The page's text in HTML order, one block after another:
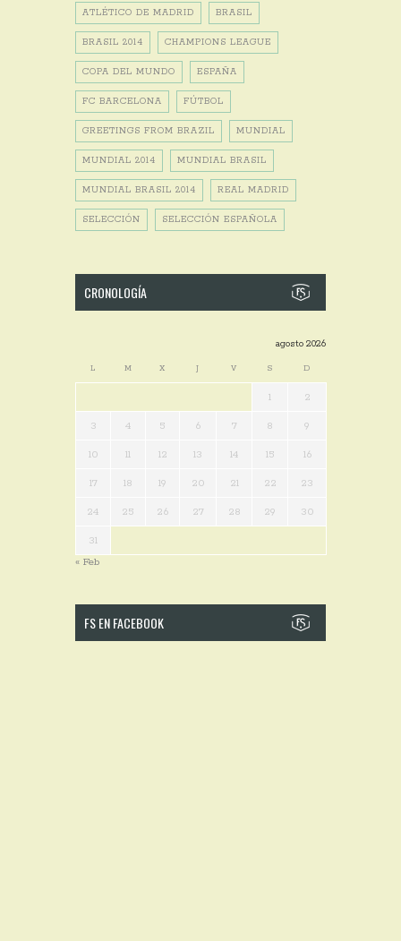
ATLÉTICO DE MADRID BRASIL
BRASIL 2014 CHAMPIONS LEAGUE
COPA DEL MUNDO ESPAÑA
FC BARCELONA FÚTBOL
GREETINGS FROM BRAZIL MUNDIAL
MUNDIAL 2014 MUNDIAL BRASIL
MUNDIAL BRASIL 2014 REAL MADRID
SELECCIÓN SELECCIÓN ESPAÑOLA
CRONOLOGÍA
agosto 2026
L M X J V S D
1 2
3 4 5 6 7 8 9
10 11 12 13 14 15 16
17 18 19 20 21 22 23
24 25 26 27 28 29 30
31
« Feb
FS EN FACEBOOK